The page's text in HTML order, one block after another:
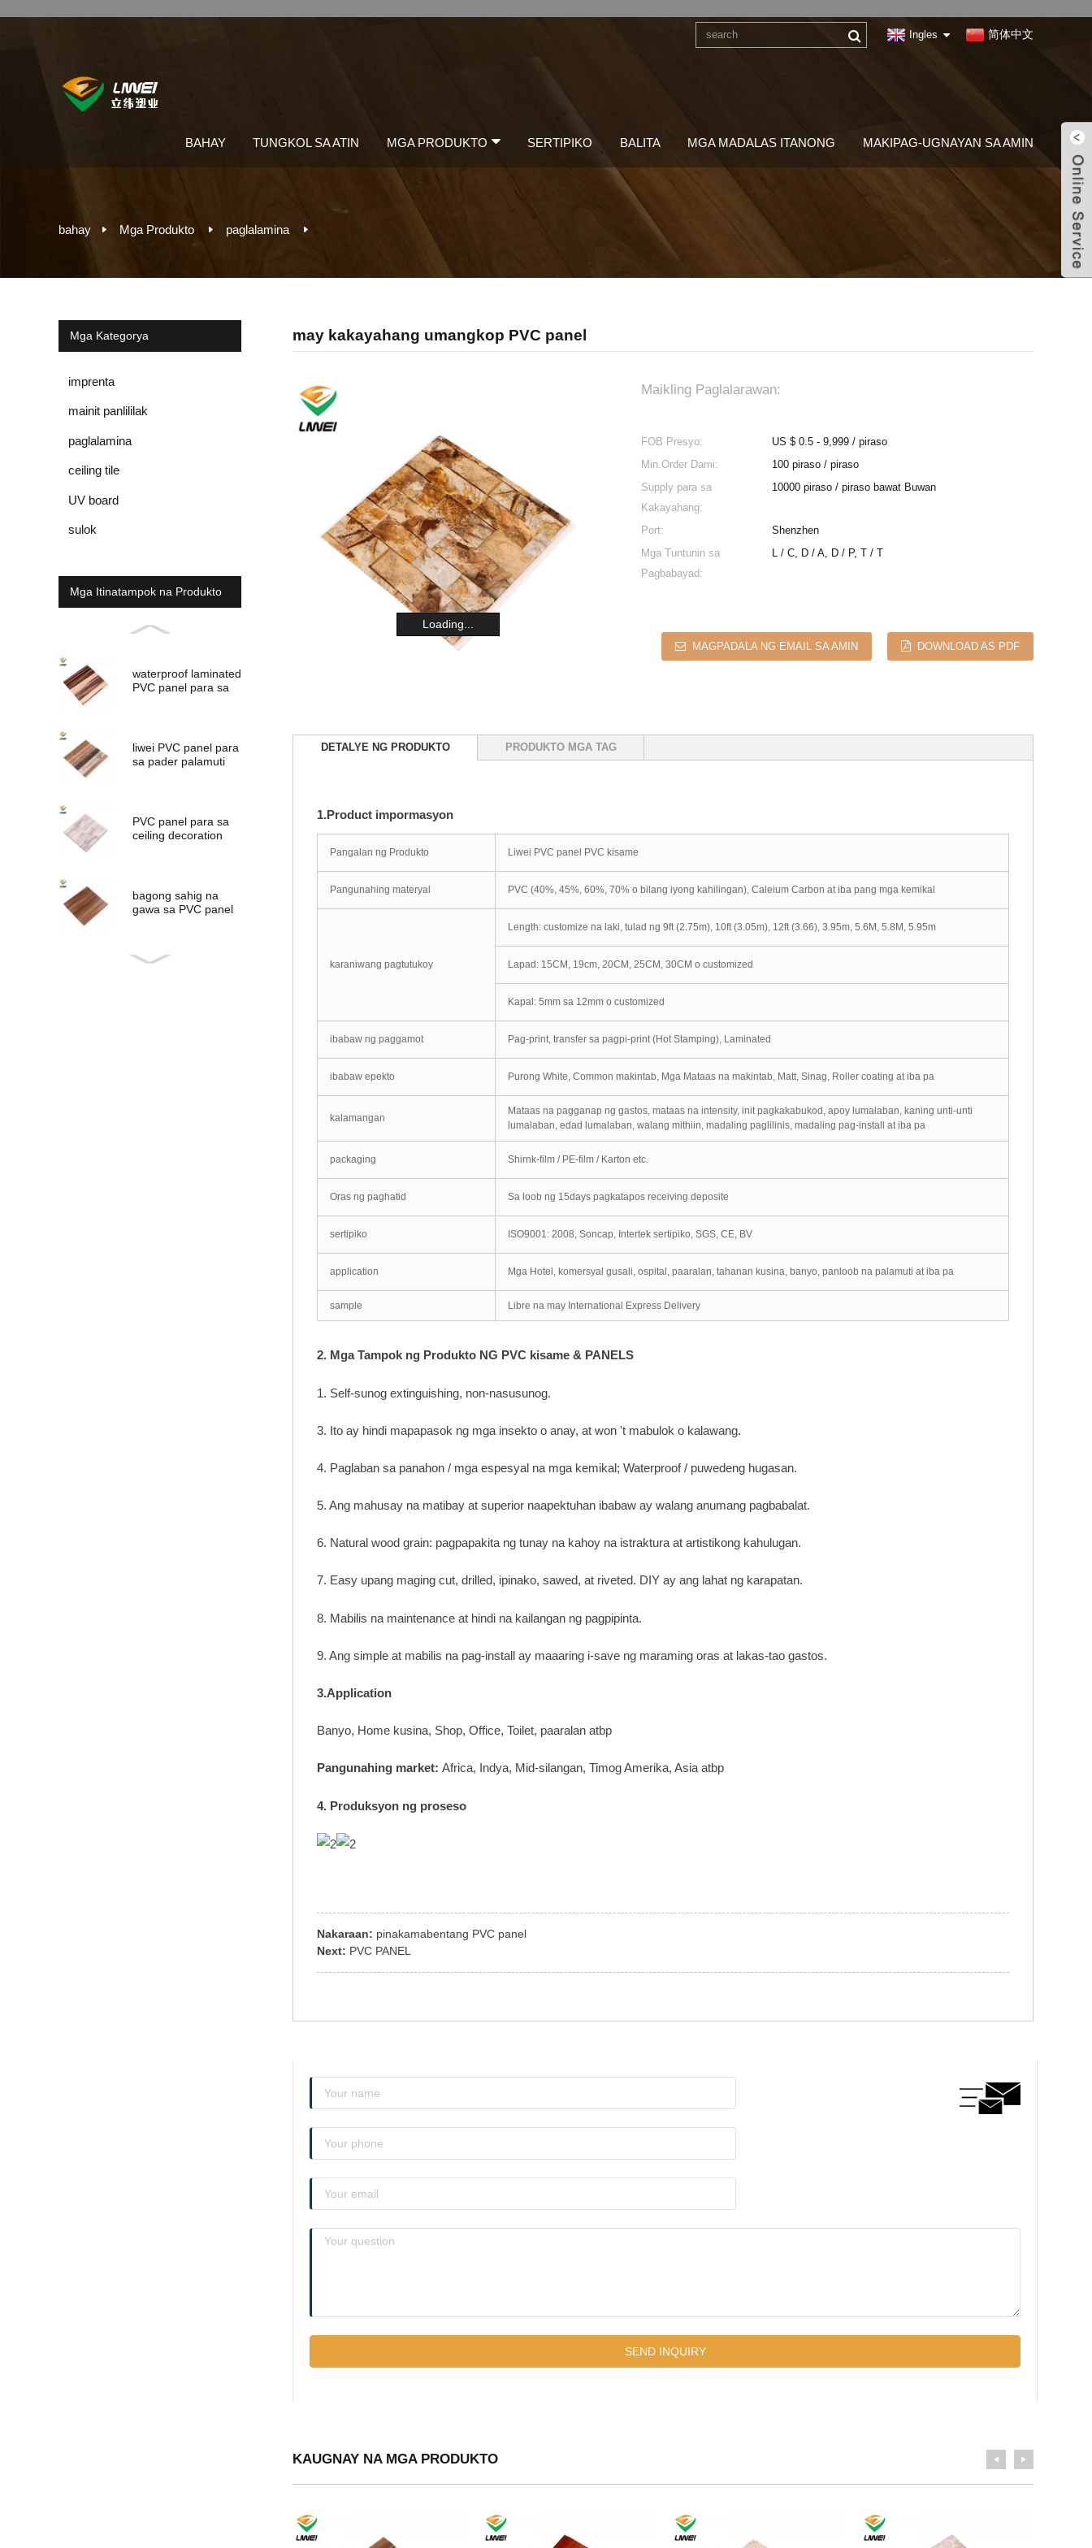
Ingles 简体中文
BAHAY TUNGKOL SA ATIN MGA PRODUKTO SERTIPIKO BALITA MGA MADALAS ITANONG MAKIPAG-UGNAYAN SA AMIN
bahay Mga Produkto paglalamina
Mga Kategorya
imprenta
mainit panlililak
paglalamina
ceiling tile
UV board
sulok
Mga Itinatampok na Produkto
waterproof laminated
PVC panel para sa
liwei PVC panel para
sa pader palamuti
PVC panel para sa
ceiling decoration
bagong sahig na
gawa sa PVC panel
may kakayahang umangkop PVC panel
Loading...
Maikling Paglalarawan:
FOB Presyo:
US $ 0.5 - 9,999 / piraso
Min.Order Dami:
100 piraso / piraso
Supply para sa
Kakayahang:
10000 piraso / piraso bawat Buwan
Port:
Shenzhen
Mga Tuntunin sa
Pagbabayad:
L / C, D / A, D / P, T / T
MAGPADALA NG EMAIL SA AMIN DOWNLOAD AS PDF
DETALYE NG PRODUKTO PRODUKTO MGA TAG
1.Product impormasyon
Pangalan ng Produkto Liwei PVC panel PVC kisame
Pangunahing materyal PVC (40%, 45%, 60%, 70% o bilang iyong kahilingan), Caleium Carbon at iba pang mga kemikal
karaniwang pagtutukoy
Length: customize na laki, tulad ng 9ft (2.75m), 10ft (3.05m), 12ft (3.66), 3.95m, 5.6M, 5.8M, 5.95m
Lapad: 15CM, 19cm, 20CM, 25CM, 30CM o customized
Kapal: 5mm sa 12mm o customized
ibabaw ng paggamot Pag-print, transfer sa pagpi-print (Hot Stamping), Laminated
ibabaw epekto Purong White, Common makintab, Mga Mataas na makintab, Matt, Sinag, Roller coating at iba pa
kalamangan
Mataas na pagganap ng gastos, mataas na intensity, init pagkakabukod, apoy lumalaban, kaning unti-unti
lumalaban, edad lumalaban, walang mithiin, madaling paglilinis, madaling pag-install at iba pa
packaging Shirnk-film / PE-film / Karton etc.
Oras ng paghatid Sa loob ng 15days pagkatapos receiving deposite
sertipiko ISO9001: 2008, Soncap, Intertek sertipiko, SGS, CE, BV
application Mga Hotel, komersyal gusali, ospital, paaralan, tahanan kusina, banyo, panloob na palamuti at iba pa
sample Libre na may International Express Delivery
2. Mga Tampok ng Produkto NG PVC kisame & PANELS
1. Self-sunog extinguishing, non-nasusunog.
3. Ito ay hindi mapapasok ng mga insekto o anay, at won 't mabulok o kalawang.
4. Paglaban sa panahon / mga espesyal na mga kemikal; Waterproof / puwedeng hugasan.
5. Ang mahusay na matibay at superior naapektuhan ibabaw ay walang anumang pagbabalat.
6. Natural wood grain: pagpapakita ng tunay na kahoy na istraktura at artistikong kahulugan.
7. Easy upang maging cut, drilled, ipinako, sawed, at riveted. DIY ay ang lahat ng karapatan.
8. Mabilis na maintenance at hindi na kailangan ng pagpipinta.
9. Ang simple at mabilis na pag-install ay maaaring i-save ng maraming oras at lakas-tao gastos.
3.Application
Banyo, Home kusina, Shop, Office, Toilet, paaralan atbp
Pangunahing market: Africa, Indya, Mid-silangan, Timog Amerika, Asia atbp
4. Produksyon ng proseso
Nakaraan: pinakamabentang PVC panel
Next: PVC PANEL
KAUGNAY NA MGA PRODUKTO